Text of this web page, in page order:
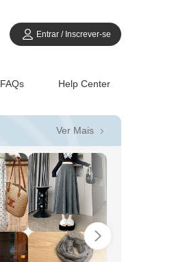
Entrar / Inscrever-se
FAQs Help Center
Ver Mais 